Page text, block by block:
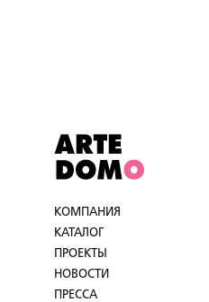
КОМПАНИЯ
КАТАЛОГ
ПРОЕКТЫ
НОВОСТИ
ПРЕССА